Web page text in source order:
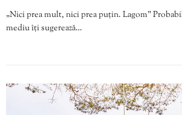
„Nici prea mult, nici prea puțin. Lagom”
mediu îți sugerează…